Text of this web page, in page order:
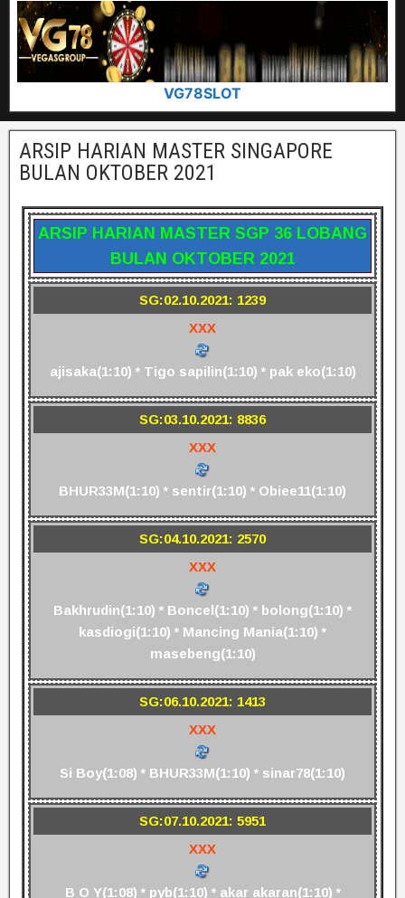
VG78SLOT
ARSIP HARIAN MASTER SINGAPORE
BULAN OKTOBER 2021
ARSIP HARIAN MASTER SGP 36 LOBANG
BULAN OKTOBER 2021
SG:02.10.2021: 1239
XXX
ajisaka(1:10) * Tigo sapilin(1:10) * pak eko(1:10)
SG:03.10.2021: 8836
XXX
BHUR33M(1:10) * sentir(1:10) * Obiee11(1:10)
SG:04.10.2021: 2570
XXX
Bakhrudin(1:10) * Boncel(1:10) * bolong(1:10) *
kasdiogi(1:10) * Mancing Mania(1:10) *
masebeng(1:10)
SG:06.10.2021: 1413
XXX
Si Boy(1:08) * BHUR33M(1:10) * sinar78(1:10)
SG:07.10.2021: 5951
XXX
B O Y(1:08) * pyb(1:10) * akar akaran(1:10) *